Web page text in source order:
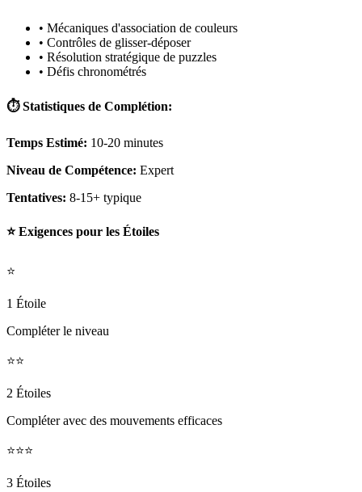
• Mécaniques d'association de couleurs
• Contrôles de glisser-déposer
• Résolution stratégique de puzzles
• Défis chronométrés
⏱️ Statistiques de Complétion:
Temps Estimé: 10-20 minutes
Niveau de Compétence: Expert
Tentatives: 8-15+ typique
⭐ Exigences pour les Étoiles
⭐
1 Étoile
Compléter le niveau
⭐⭐
2 Étoiles
Compléter avec des mouvements efficaces
⭐⭐⭐
3 Étoiles